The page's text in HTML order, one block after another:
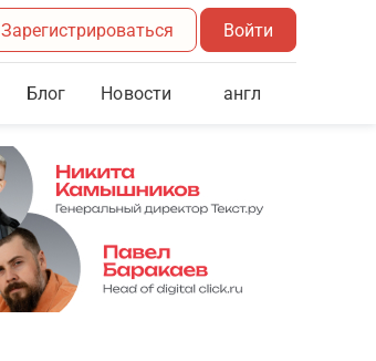
Зарегистрироваться Войти
Блог Новости англ